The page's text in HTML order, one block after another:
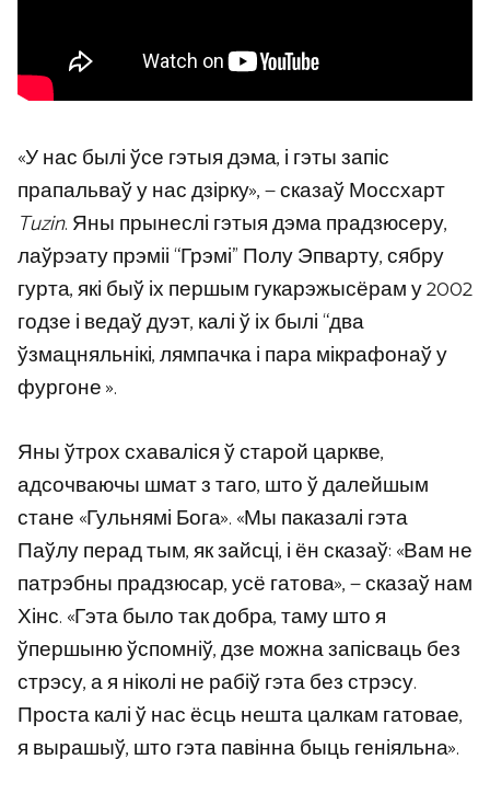
«У нас былі ўсе гэтыя дэма, і гэты запіс
прапальваў у нас дзірку», — сказаў Моссхарт
Tuzin. Яны прынеслі гэтыя дэма прадзюсеру,
лаўрэату прэміі “Грэмі” Полу Эпварту, сябру
гурта, які быў іх першым гукарэжысёрам у 2002
годзе і ведаў дуэт, калі ў іх былі “два
ўзмацняльнікі, лямпачка і пара мікрафонаў у
фургоне ».
Яны ўтрох схаваліся ў старой царкве,
адсочваючы шмат з таго, што ў далейшым
стане «Гульнямі Бога». «Мы паказалі гэта
Паўлу перад тым, як зайсці, і ён сказаў: «Вам не
патрэбны прадзюсар, усё гатова», — сказаў нам
Хінс. «Гэта было так добра, таму што я
ўпершыню ўспомніў, дзе можна запісваць без
стрэсу, а я ніколі не рабіў гэта без стрэсу.
Проста калі ў нас ёсць нешта цалкам гатовае,
я вырашыў, што гэта павінна быць геніяльна».